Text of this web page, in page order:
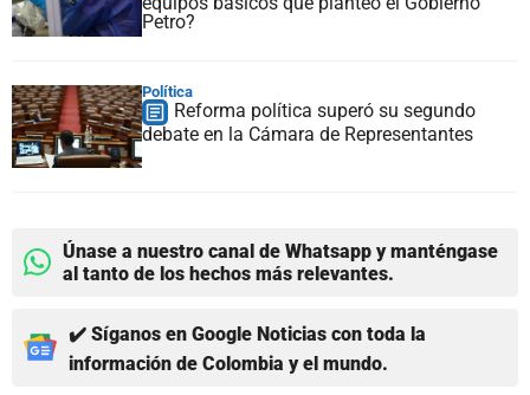
Petro?
Política
Reforma política superó su segundo
debate en la Cámara de Representantes
Únase a nuestro canal de Whatsapp y manténgase
al tanto de los hechos más relevantes.
✔️ Síganos en Google Noticias con toda la
información de Colombia y el mundo.